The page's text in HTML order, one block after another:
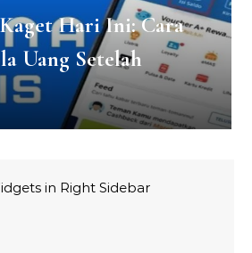
Hari Ini: Cara
Uang Setelah
in Right Sidebar